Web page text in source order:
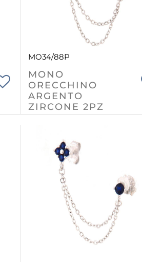
MO34/88P
MONO
ORECCHINO
ARGENTO
ZIRCONE 2PZ